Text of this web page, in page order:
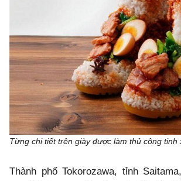
Từng chi tiết trên giày được làm thủ công tinh
Thành phố Tokorozawa, tỉnh